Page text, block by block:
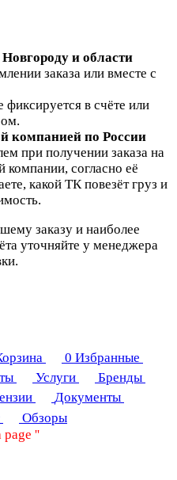
и области
заказа или вместе с
в счёте или
компанией по России
при получении заказа на
компании, согласно её
какой ТК повезёт груз и
заказу и наиболее
уточняйте у менеджера
0 Избранные
Услуги
Бренды
Документы
Обзоры
''